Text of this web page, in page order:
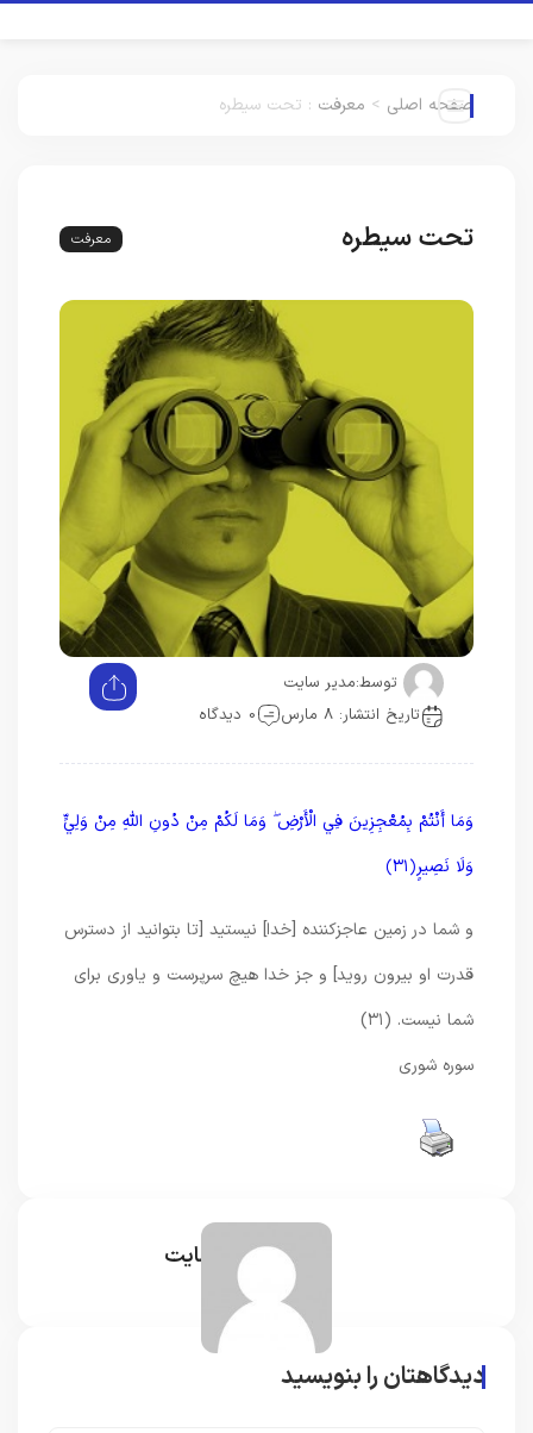
صفحه اصلی > معرفت : تحت سیطره
تحت سیطره معرفت
توسط:مدیر سایت
تاریخ انتشار: 8 مارس
0 دیدگاه
وَمَا أَنْتُمْ بِمُعْجِزِينَ فِي الْأَرْضِ ۖ وَمَا لَكُمْ مِنْ دُونِ اللَّهِ مِنْ وَلِيٍّ
وَلَا نَصِيرٍ ﴿٣١﴾
و شما در زمین عاجزکننده [خدا] نیستید [تا بتوانید از دسترس
قدرت او بیرون روید] و جز خدا هیچ سرپرست و یاوری برای
شما نیست. (۳۱)
سوره شوری
مدیر سایت
دیدگاهتان را بنویسید